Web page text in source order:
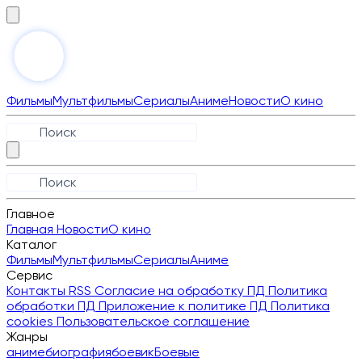
ФильмыМультфильмыСериалыАнимеНовостиО кино
Главное
Главная НовостиО кино
Каталог
ФильмыМультфильмыСериалыАниме
Сервис
Контакты RSS Согласие на обработку ПД Политика
обработки ПД Приложение к политике ПД Политика
cookies Пользовательское соглашение
Жанры
анимебиографиябоевикБоевые